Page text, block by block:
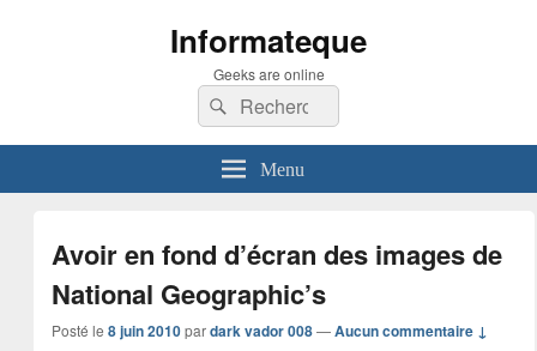
Informateque
Geeks are online
Recherche :
Rechercher
Menu
Avoir en fond d’écran des images de
National Geographic’s
Posté le 8 juin 2010 pardark vador 008 —Aucun commentaire ↓